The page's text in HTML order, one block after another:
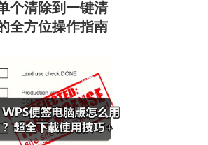
个清除到一键清
全方位操作指南